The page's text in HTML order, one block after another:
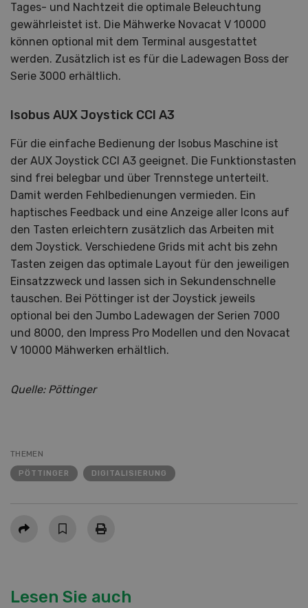
Tages- und Nachtzeit die optimale Beleuchtung
gewährleistet ist. Die Mähwerke Novacat V 10000
können optional mit dem Terminal ausgestattet
werden. Zusätzlich ist es für die Ladewagen Boss der
Serie 3000 erhältlich.
Isobus AUX Joystick CCI A3
Für die einfache Bedienung der Isobus Maschine ist
der AUX Joystick CCI A3 geeignet. Die Funktionstasten
sind frei belegbar und über Trennstege unterteilt.
Damit werden Fehlbedienungen vermieden. Ein
haptisches Feedback und eine Anzeige aller Icons auf
den Tasten erleichtern zusätzlich das Arbeiten mit
dem Joystick. Verschiedene Grids mit acht bis zehn
Tasten zeigen das optimale Layout für den jeweiligen
Einsatzzweck und lassen sich in Sekundenschnelle
tauschen. Bei Pöttinger ist der Joystick jeweils
optional bei den Jumbo Ladewagen der Serien 7000
und 8000, den Impress Pro Modellen und den Novacat
V 10000 Mähwerken erhältlich.
Quelle: Pöttinger
THEMEN
PÖTTINGER DIGITALISIERUNG
Teilen
Lesen Sie auch